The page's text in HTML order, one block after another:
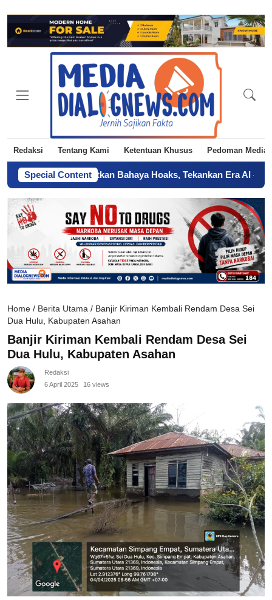
Redaksi Tentang Kami Ketentuan Khusus Pedoman Media
Special Content
Ingatkan Bahaya Hoaks, Tekankan Era AI- Sertifikat
Home / Berita Utama / Banjir Kiriman Kembali Rendam Desa Sei
Dua Hulu, Kabupaten Asahan
Banjir Kiriman Kembali Rendam Desa Sei
Dua Hulu, Kabupaten Asahan
Redaksi
6 April 2025
16 views